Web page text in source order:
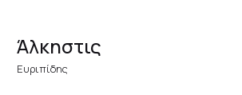
Άλκηστις
Ευριπίδης